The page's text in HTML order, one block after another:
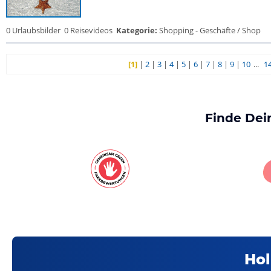
0 Urlaubsbilder 0 Reisevideos Kategorie: Shopping - Geschäfte / Shop
[1]| 2| 3| 4| 5| 6| 7| 8| 9| 10 ...
Finde